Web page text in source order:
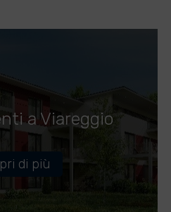
a Viareggio
di più